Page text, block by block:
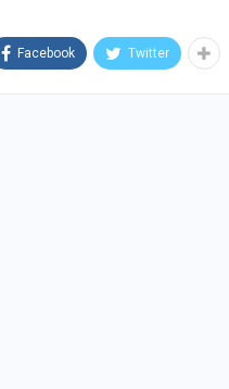
Facebook Twitter